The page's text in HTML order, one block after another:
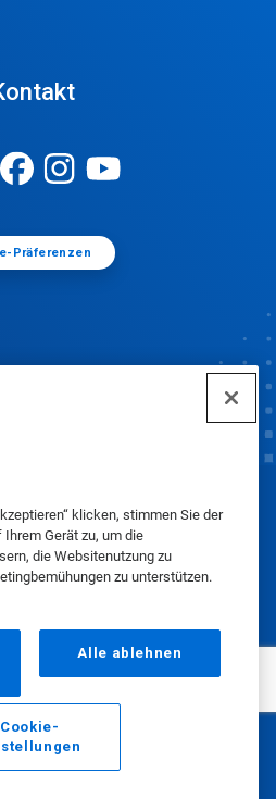
klicken, stimmen Sie der
Gerät zu, um die
die Websitenutzung zu
zu unterstützen.
Alle ablehnen
Cookie-
Präferenzen
Anrufen
Inc. 2025
|Datenschutzrichtlinie